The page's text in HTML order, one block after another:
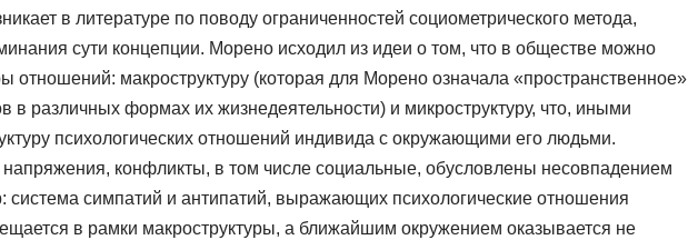
в литературе по поводу ограниченностей социометрического метода,
сути концепции. Морено исходил из идеи о том, что в обществе можно
отношений: макроструктуру (которая для Морено означала «пространственное»
в различных формах их жизнедеятельности) и микроструктуру, что, иными
психологических отношений индивида с окружающими его людьми.
конфликты, в том числе социальные, обусловлены несовпадением
система симпатий и антипатий, выражающих психологические отношения
в рамки макроструктуры, а ближайшим окружением оказывается не